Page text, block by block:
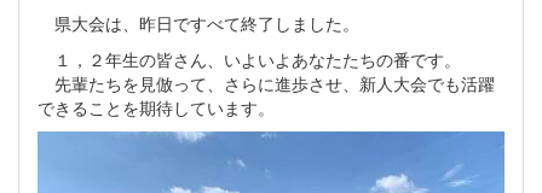
県大会は、昨日ですべて終了しました。
１，２年生の皆さん、いよいよあなたたちの番です。
先輩たちを見倣って、さらに進歩させ、新人大会でも活躍
できることを期待しています。